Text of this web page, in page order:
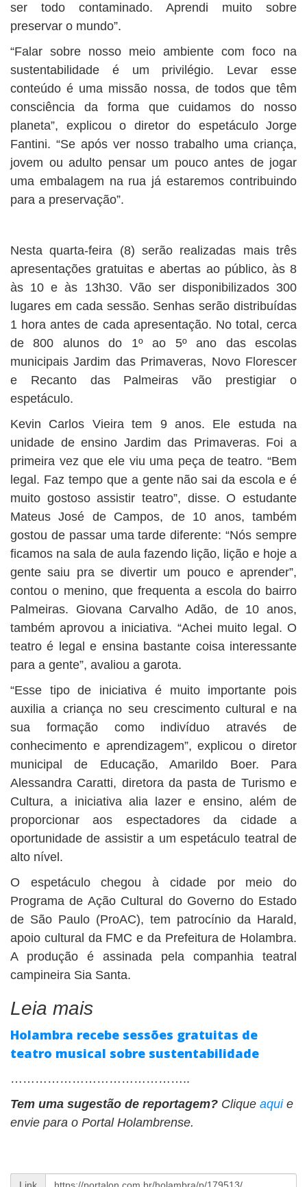
ser todo contaminado. Aprendi muito sobre
preservar o mundo”.
“Falar sobre nosso meio ambiente com foco na
sustentabilidade é um privilégio. Levar esse
conteúdo é uma missão nossa, de todos que têm
consciência da forma que cuidamos do nosso
planeta”, explicou o diretor do espetáculo Jorge
Fantini. “Se após ver nosso trabalho uma criança,
jovem ou adulto pensar um pouco antes de jogar
uma embalagem na rua já estaremos contribuindo
para a preservação”.
Nesta quarta-feira (8) serão realizadas mais três
apresentações gratuitas e abertas ao público, às 8
às 10 e às 13h30. Vão ser disponibilizados 300
lugares em cada sessão. Senhas serão distribuídas
1 hora antes de cada apresentação. No total, cerca
de 800 alunos do 1º ao 5º ano das escolas
municipais Jardim das Primaveras, Novo Florescer
e Recanto das Palmeiras vão prestigiar o
espetáculo.
Kevin Carlos Vieira tem 9 anos. Ele estuda na
unidade de ensino Jardim das Primaveras. Foi a
primeira vez que ele viu uma peça de teatro. “Bem
legal. Faz tempo que a gente não sai da escola e é
muito gostoso assistir teatro”, disse. O estudante
Mateus José de Campos, de 10 anos, também
gostou de passar uma tarde diferente: “Nós sempre
ficamos na sala de aula fazendo lição, lição e hoje a
gente saiu pra se divertir um pouco e aprender”,
contou o menino, que frequenta a escola do bairro
Palmeiras. Giovana Carvalho Adão, de 10 anos,
também aprovou a iniciativa. “Achei muito legal. O
teatro é legal e ensina bastante coisa interessante
para a gente”, avaliou a garota.
“Esse tipo de iniciativa é muito importante pois
auxilia a criança no seu crescimento cultural e na
sua formação como indivíduo através de
conhecimento e aprendizagem”, explicou o diretor
municipal de Educação, Amarildo Boer. Para
Alessandra Caratti, diretora da pasta de Turismo e
Cultura, a iniciativa alia lazer e ensino, além de
proporcionar aos espectadores da cidade a
oportunidade de assistir a um espetáculo teatral de
alto nível.
O espetáculo chegou à cidade por meio do
Programa de Ação Cultural do Governo do Estado
de São Paulo (ProAC), tem patrocínio da Harald,
apoio cultural da FMC e da Prefeitura de Holambra.
A produção é assinada pela companhia teatral
campineira Sia Santa.
Leia mais
Holambra recebe sessões gratuitas de
teatro musical sobre sustentabilidade
……………………………………..
Tem uma sugestão de reportagem? Clique aqui e
envie para o Portal Holambrense.